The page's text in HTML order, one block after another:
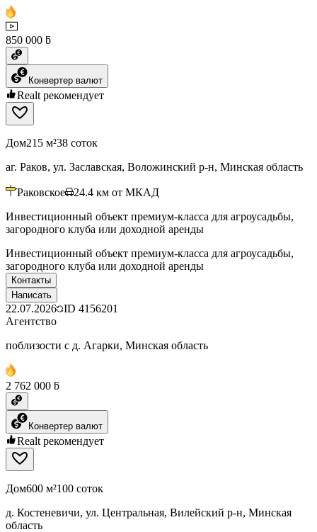
850 000 ƃ
Конвертер валют
Realt рекомендует
Дом215 м²38 соток
аг. Раков, ул. Заславская, Воложинский р-н, Минская область
Раковское 24.4 км от МКАД
Инвестиционный объект премиум-класса для агроусадьбы,
загородного клуба или доходной аренды
Инвестиционный объект премиум-класса для агроусадьбы,
загородного клуба или доходной аренды
Контакты
Написать
22.07.2026 ID 4156201
Агентство
поблизости с д. Агарки, Минская область
2 762 000 ƃ
Конвертер валют
Realt рекомендует
Дом600 м²100 соток
д. Костеневичи, ул. Центральная, Вилейский р-н, Минская
область